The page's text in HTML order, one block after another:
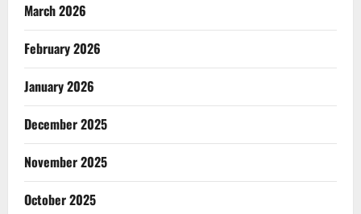
March 2026
February 2026
January 2026
December 2025
November 2025
October 2025